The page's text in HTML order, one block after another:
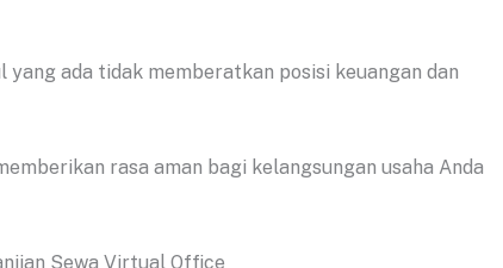
ada tidak memberatkan posisi keuangan dan
rasa aman bagi kelangsungan usaha Anda
Sewa Virtual Office